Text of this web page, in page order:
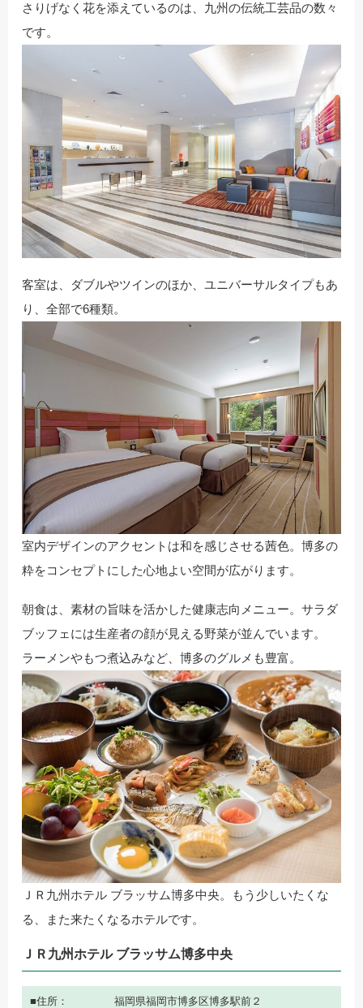
さりげなく花を添えているのは、九州の伝統工芸品の数々
です。
客室は、ダブルやツインのほか、ユニバーサルタイプもあ
り、全部で6種類。
室内デザインのアクセントは和を感じさせる茜色。博多の
粋をコンセプトにした心地よい空間が広がります。
朝食は、素材の旨味を活かした健康志向メニュー。サラダ
ブッフェには生産者の顔が見える野菜が並んでいます。
ラーメンやもつ煮込みなど、博多のグルメも豊富。
ＪＲ九州ホテル ブラッサム博多中央。もう少しいたくな
る、また来たくなるホテルです。
ＪＲ九州ホテル ブラッサム博多中央
住所 福岡県福岡市博多区博多駅前２